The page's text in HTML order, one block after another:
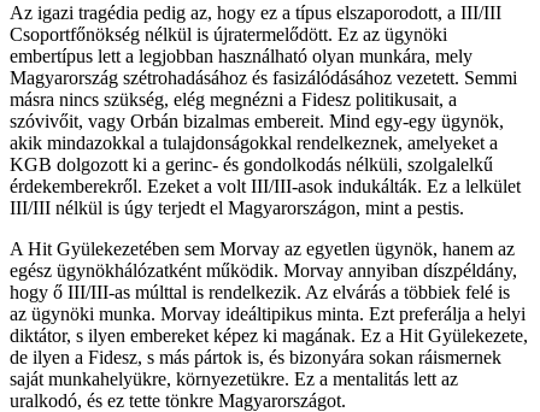
Az igazi tragédia pedig az, hogy ez a típus elszaporodott, a III/III
Csoportfőnökség nélkül is újratermelődött. Ez az ügynöki
embertípus lett a legjobban használható olyan munkára, mely
Magyarország szétrohadásához és fasizálódásához vezetett. Semmi
másra nincs szükség, elég megnézni a Fidesz politikusait, a
szóvivőit, vagy Orbán bizalmas embereit. Mind egy-egy ügynök,
akik mindazokkal a tulajdonságokkal rendelkeznek, amelyeket a
KGB dolgozott ki a gerinc- és gondolkodás nélküli, szolgalelkű
érdekemberekről. Ezeket a volt III/III-asok indukálták. Ez a lelkület
III/III nélkül is úgy terjedt el Magyarországon, mint a pestis.
A Hit Gyülekezetében sem Morvay az egyetlen ügynök, hanem az
egész ügynökhálózatként működik. Morvay annyiban díszpéldány,
hogy ő III/III-as múlttal is rendelkezik. Az elvárás a többiek felé is
az ügynöki munka. Morvay ideáltipikus minta. Ezt preferálja a helyi
diktátor, s ilyen embereket képez ki magának. Ez a Hit Gyülekezete,
de ilyen a Fidesz, s más pártok is, és bizonyára sokan ráismernek
saját munkahelyükre, környezetükre. Ez a mentalitás lett az
uralkodó, és ez tette tönkre Magyarországot.